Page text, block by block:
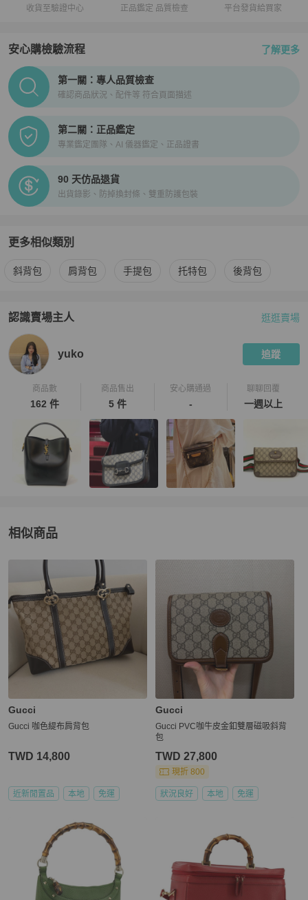
收貨至驗證中心 正品鑑定 品質檢查 平台發貨給買家
安心購檢驗流程 了解更多
PopChill拍拍圈正品驗證、安心購檢驗流程介紹
第一關：專人品質檢查
確認商品狀況、配件等 符合頁面描述
第二關：正品鑑定
專業鑑定團隊、AI 儀器鑑定、正品證書
90 天仿品退貨
出貨錄影、防掉換封條、雙重防護包裝
更多相似類別
更多Gucci 女包相似商品推薦
斜背包 肩背包 手提包 托特包 後背包
認識賣場主人
PopChill 拍拍圈嚴選賣家
逛逛賣場
yuko 追蹤
商品數
162 件
商品售出
5 件
安心購通過
-
聊聊回覆
一週以上
相似商品
更多相似Gucci 推薦精品
Gucci
Gucci 咖色緹布肩背包
TWD 14,800
近新閒置品 本地 免運
Gucci
Gucci PVC咖牛皮金釦雙層磁吸斜背
包
TWD 27,800
現折 800
狀況良好 本地 免運